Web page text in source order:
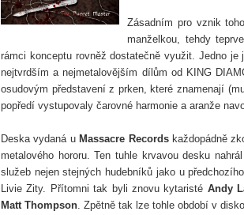
Zásadním pro vznik
manželkou, tehdy
rámci konceptu rovněž dostatečně využit. Jedno
nejtvrdším a nejmetalovějším dílům od KING
osudovým představení z prken, které znamenají
popředí vystupovaly čarovné harmonie a aranže
Deska vydaná u Massacre Recordskaždopádně
metalového hororu. Ten tuhle krvavou desku
služeb nejen stejných hudebníků jako u
Livie Zity. Přítomni tak byli znovu kytaristé Andy
Matt Thompson. Zpětně tak lze tohle období v